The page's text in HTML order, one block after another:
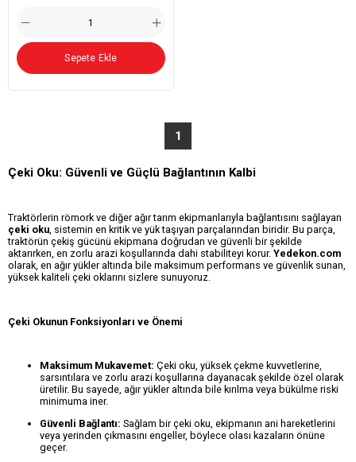
Sepete Ekle
1
Çeki Oku: Güvenli ve Güçlü Bağlantının Kalbi
Traktörlerin römork ve diğer ağır tarım ekipmanlarıyla bağlantısını sağlayan
çeki oku, sistemin en kritik ve yük taşıyan parçalarından biridir. Bu parça,
traktörün çekiş gücünü ekipmana doğrudan ve güvenli bir şekilde
aktarırken, en zorlu arazi koşullarında dahi stabiliteyi korur. Yedekon.com
olarak, en ağır yükler altında bile maksimum performans ve güvenlik sunan,
yüksek kaliteli çeki oklarını sizlere sunuyoruz.
Çeki Okunun Fonksiyonları ve Önemi
Maksimum Mukavemet: Çeki oku, yüksek çekme kuvvetlerine,
sarsıntılara ve zorlu arazi koşullarına dayanacak şekilde özel olarak
üretilir. Bu sayede, ağır yükler altında bile kırılma veya bükülme riski
minimuma iner.
Güvenli Bağlantı: Sağlam bir çeki oku, ekipmanın ani hareketlerini
veya yerinden çıkmasını engeller, böylece olası kazaların önüne
geçer.